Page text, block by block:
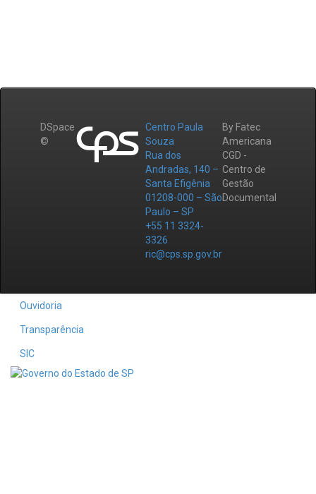
DSpace
©
Centro Paula
Souza
Rua dos
Andradas, 140 –
Santa Efigênia
01208-000 – São
Paulo – SP
+55 11 3324-
3326
ric@cps.sp.gov.br
By Fatec
Americana
CGD -
Centro de
Gestão
Documental
Ouvidoria
Transparência
SIC